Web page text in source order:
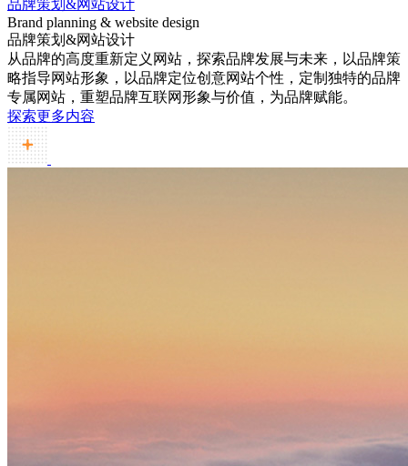
品牌策划&网站设计
Brand planning & website design
品牌策划&网站设计
从品牌的高度重新定义网站，探索品牌发展与未来，以品牌策
略指导网站形象，以品牌定位创意网站个性，定制独特的品牌
专属网站，重塑品牌互联网形象与价值，为品牌赋能。
探索更多内容